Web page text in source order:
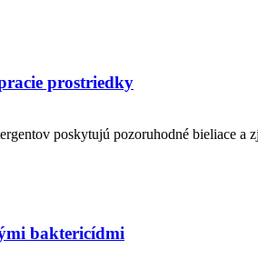
prostriedky
poskytujú pozoruhodné bieliace a
baktericídmi